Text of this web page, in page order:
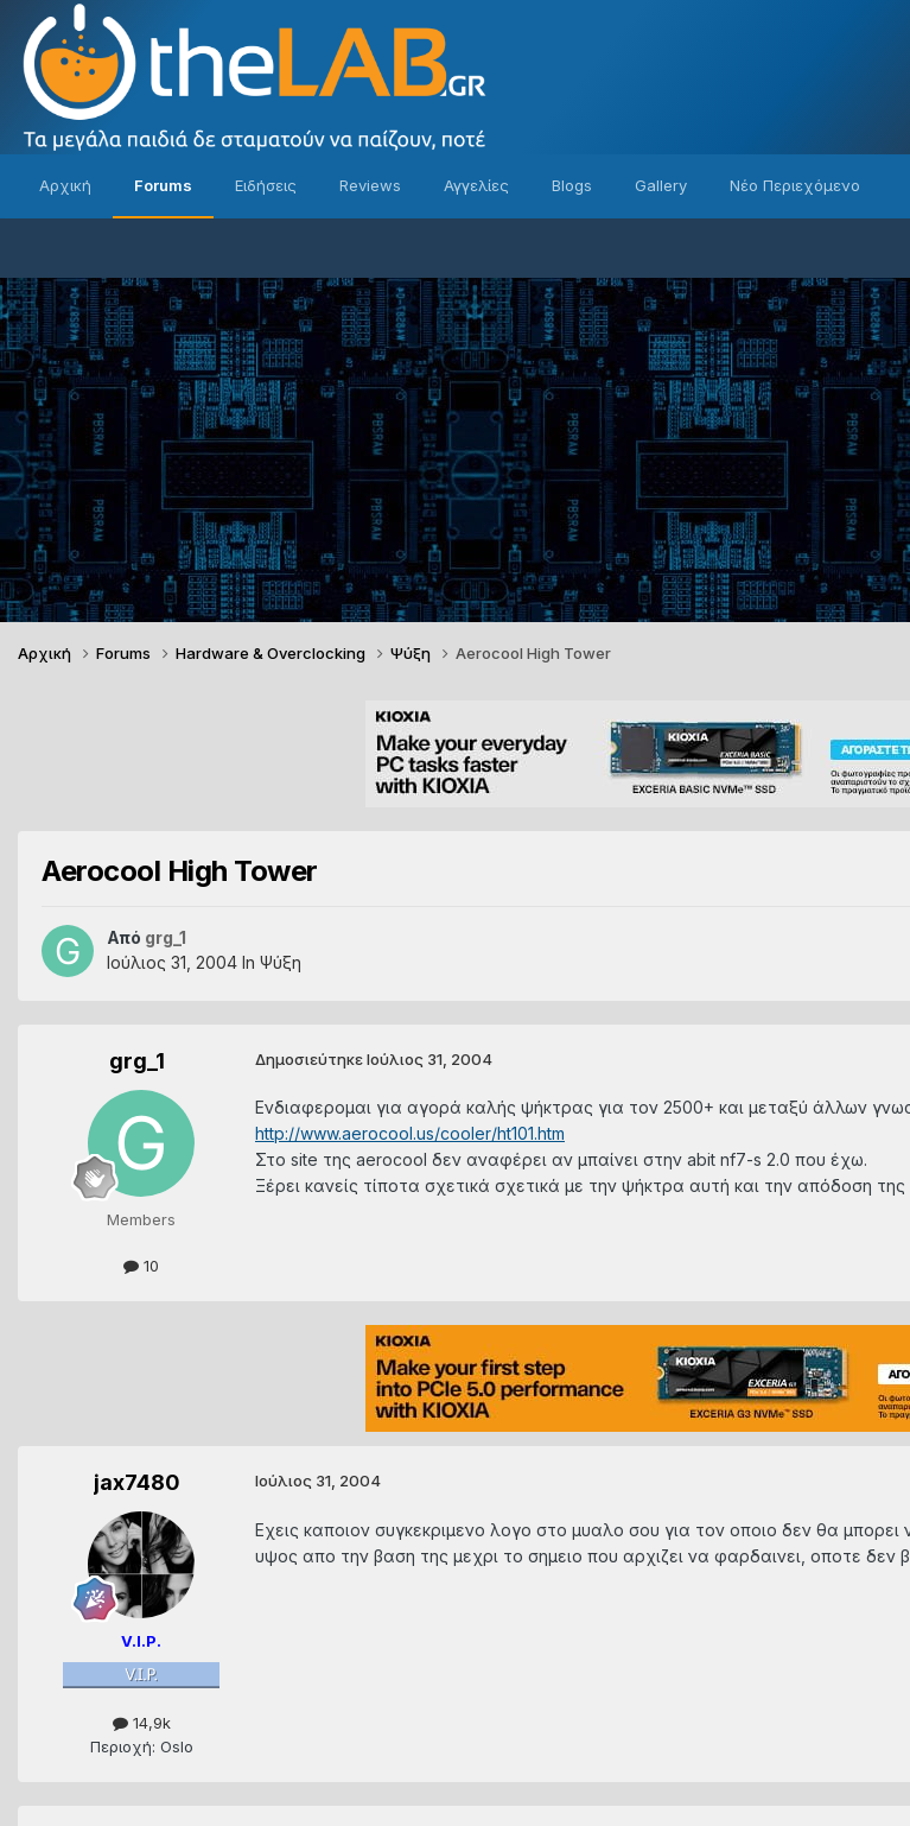
Αρχική Forums Ειδήσεις Reviews Αγγελίες Blogs Gallery Νέο Περιεχόμενο
Αρχική Forums Hardware & Overclocking Ψύξη Aerocool High Tower
Aerocool High Tower
Από grg_1
Ιούλιος 31, 2004 In Ψύξη
grg_1
Members
10
ΔημοσιεύτηκεΙούλιος 31, 2004
Ενδιαφερομαι για αγορά καλής ψήκτρας για τον 2500+ και μεταξύ άλλων
http://www.aerocool.us/cooler/ht101.htm
Στο site της aerocool δεν αναφέρει αν μπαίνει στην abit nf7-s 2.0 που έχω.
Ξέρει κανείς τίποτα σχετικά σχετικά με την ψήκτρα αυτή και την απόδοση
jax7480
V.I.P.
14,9k
Περιοχή: Oslo
Ιούλιος 31, 2004
Εχεις καποιον συγκεκριμενο λογο στο μυαλο σου για τον οποιο δεν θα μπορει
υψος απο την βαση της μεχρι το σημειο που αρχιζει να φαρδαινει, οποτε δεν